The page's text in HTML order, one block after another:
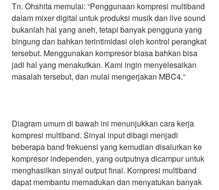
Tn. Ohshita memulai: “Penggunaan kompresi multiband
dalam mixer digital untuk produksi musik dan live sound
bukanlah hal yang aneh, tetapi banyak pengguna yang
bingung dan bahkan terintimidasi oleh kontrol perangkat
tersebut. Menggunakan kompresor biasa bahkan bisa
jadi hal yang menakutkan. Kami ingin menyelesaikan
masalah tersebut, dan mulai mengerjakan MBC4.“
Diagram umum di bawah ini menunjukkan cara kerja
kompresi multiband. Sinyal input dibagi menjadi
beberapa band frekuensi yang kemudian disalurkan ke
kompresor independen, yang outputnya dicampur untuk
menghasilkan sinyal output final. Kompresi multiband
dapat membantu memadukan dan menyatukan banyak